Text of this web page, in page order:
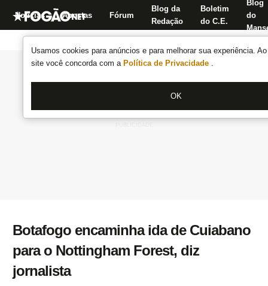
Usamos cookies para anúncios e para melhorar sua experiência.
site você concorda com a Política de Privacidade .
OK
Notícias Apostas Fórum
Blog da
Redação
Boletim
do C.E.
Blog
do
Botafogo encaminha ida de Cuiabano
para o Nottingham Forest, diz
jornalista